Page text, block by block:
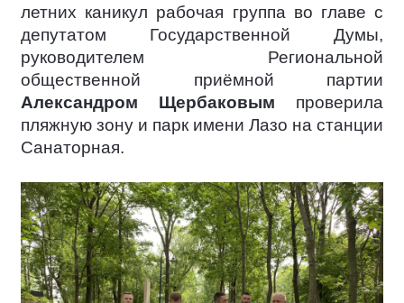
летних каникул рабочая группа во главе с
депутатом Государственной Думы,
руководителем Региональной
общественной приёмной партии
Александром Щербаковым проверила
пляжную зону и парк имени Лазо на станции
Санаторная.